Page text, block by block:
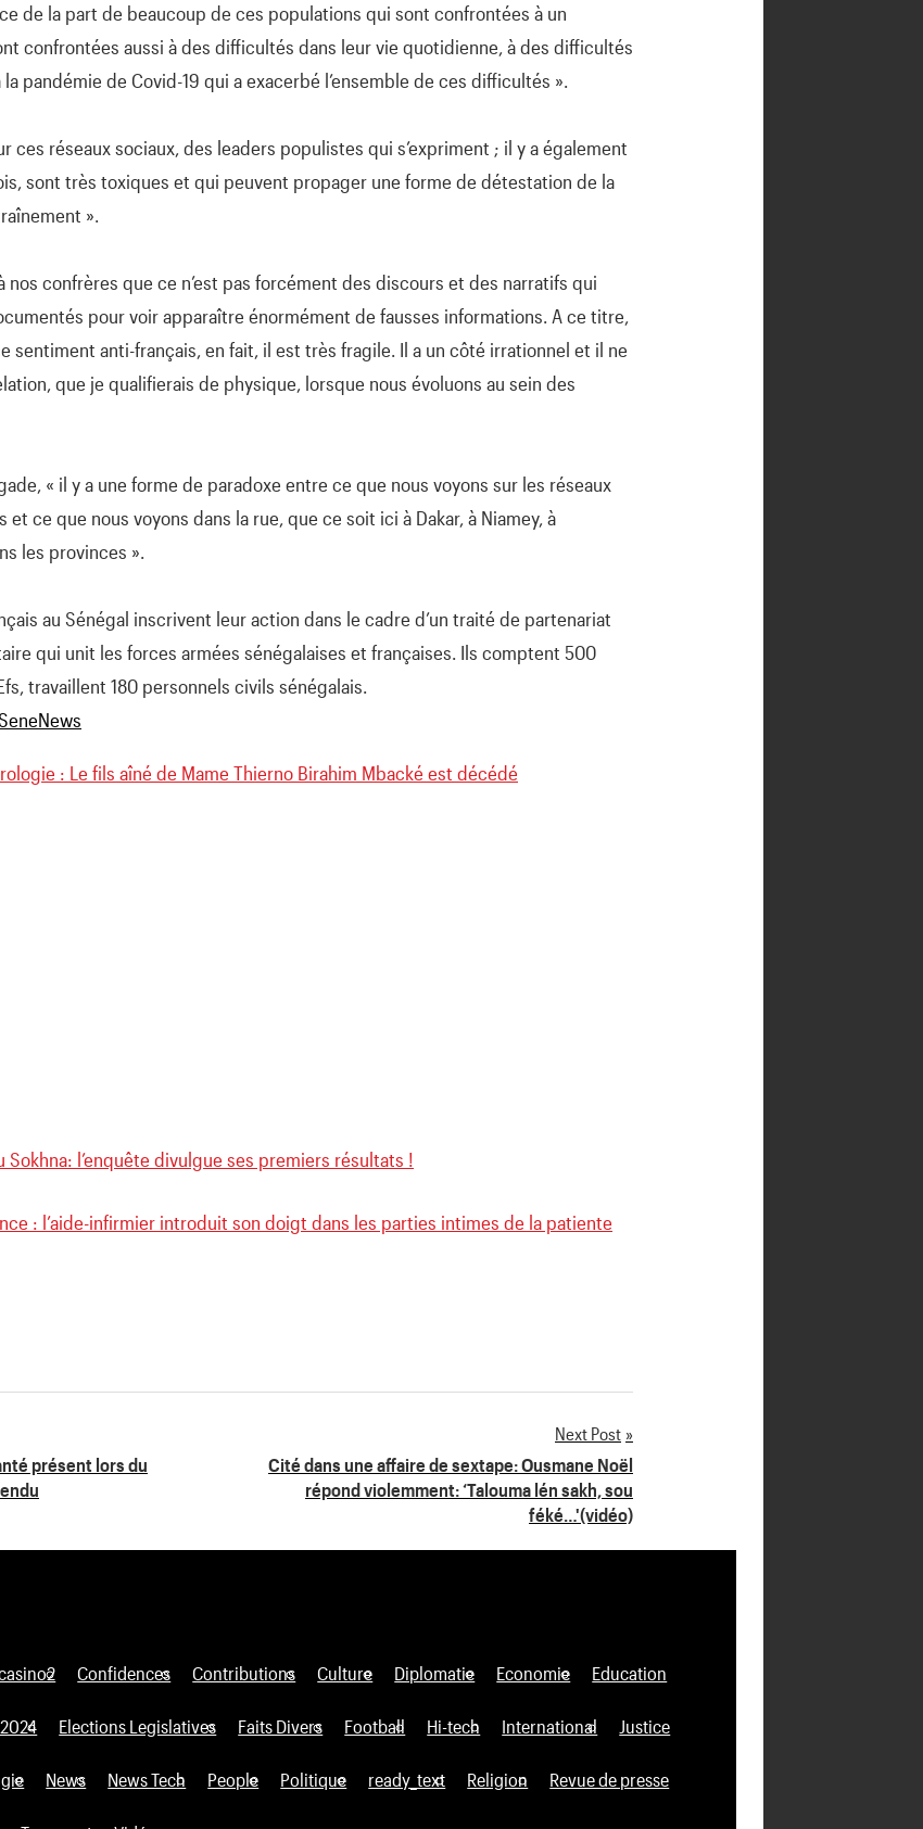
de la part de beaucoup de ces populations qui sont confrontées à un
confrontées aussi à des difficultés dans leur vie quotidienne, à des difficultés
pandémie de Covid-19 qui a exacerbé l’ensemble de ces difficultés ».
ces réseaux sociaux, des leaders populistes qui s’expriment ; il y a également
sont très toxiques et qui peuvent propager une forme de détestation de la
».
confrères que ce n’est pas forcément des discours et des narratifs qui
pour voir apparaître énormément de fausses informations. A ce titre,
sentiment anti-français, en fait, il est très fragile. Il a un côté irrationnel et il ne
que je qualifierais de physique, lorsque nous évoluons au sein des
« il y a une forme de paradoxe entre ce que nous voyons sur les réseaux
ce que nous voyons dans la rue, que ce soit ici à Dakar, à Niamey, à
les provinces ».
au Sénégal inscrivent leur action dans le cadre d’un traité de partenariat
qui unit les forces armées sénégalaises et françaises. Ils comptent 500
travaillent 180 personnels civils sénégalais.
: Le fils aîné de Mame Thierno Birahim Mbacké est décédé
Sokhna: l’enquête divulgue ses premiers résultats !
: l’aide-infirmier introduit son doigt dans les parties intimes de la patiente
présent lors du
Next Post
Cité dans une affaire de sextape: Ousmane Noël
répond violemment: ‘Talouma lén sakh, sou
féké…'(vidéo)
Confidences Contributions Culture Diplomatie Economie Education
Elections Legislatives Faits Divers Football Hi-tech International Justice
News News Tech People Politique ready_text Religion Revue de presse